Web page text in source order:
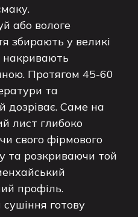
або вологе
збирають у великі
накривають
Протягом 45-60
та
дозріває. Саме на
лист глибоко
свого фірмового
та розкриваючи той
профіль.
готову